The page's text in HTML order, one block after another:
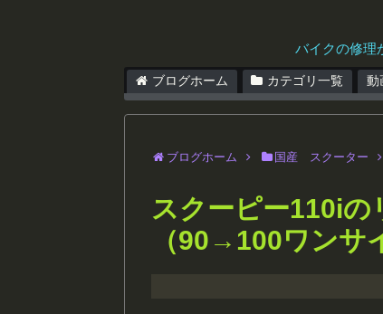
バイクの修理
ブログホーム カテゴリ一覧 動
ブログホーム 国産 スクーター
スクーピー110iの
（90→100ワンサ